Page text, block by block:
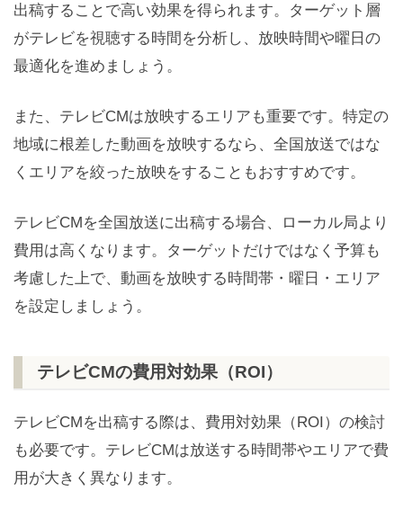
出稿することで高い効果を得られます。ターゲット層
がテレビを視聴する時間を分析し、放映時間や曜日の
最適化を進めましょう。
また、テレビCMは放映するエリアも重要です。特定の
地域に根差した動画を放映するなら、全国放送ではな
くエリアを絞った放映をすることもおすすめです。
テレビCMを全国放送に出稿する場合、ローカル局より
費用は高くなります。ターゲットだけではなく予算も
考慮した上で、動画を放映する時間帯・曜日・エリア
を設定しましょう。
テレビCMの費用対効果（ROI）
テレビCMを出稿する際は、費用対効果（ROI）の検討
も必要です。テレビCMは放送する時間帯やエリアで費
用が大きく異なります。